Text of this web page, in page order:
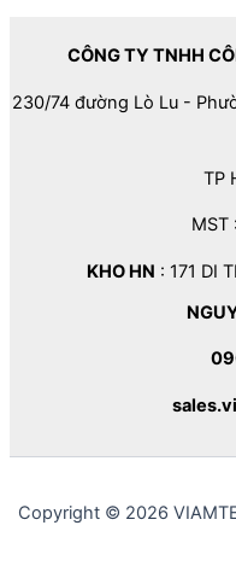
CÔNG TY TNHH
230/74 đường Lò Lu -
TP
MST
KHO HN : 171 DI
Copyright © 2026